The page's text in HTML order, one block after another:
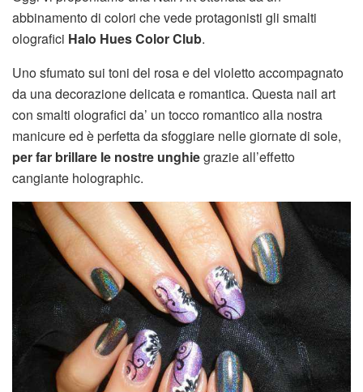
abbinamento di colori che vede protagonisti gli smalti
olografici Halo HuesColor Club.
Uno sfumato sui toni del rosa e del violetto accompagnato
da una decorazione delicata e romantica. Questa nail art
con smalti olografici da’ un tocco romantico alla nostra
manicure ed è perfetta da sfoggiare nelle giornate di sole,
per far brillare le nostre unghiegrazie all’effetto
cangiante holographic.